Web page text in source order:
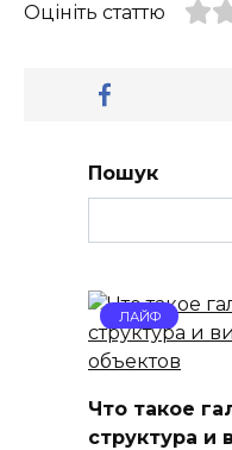
Оцініть статтю
Пошук
ЛАЙФ
Что такое
структура и